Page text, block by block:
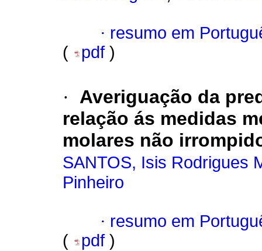
· resumo em
(
pdf )
·
Averiguação da
relação ás medidas
molares não
SANTOS, Isis Rodrigues
Pinheiro
· resumo em
(
pdf )